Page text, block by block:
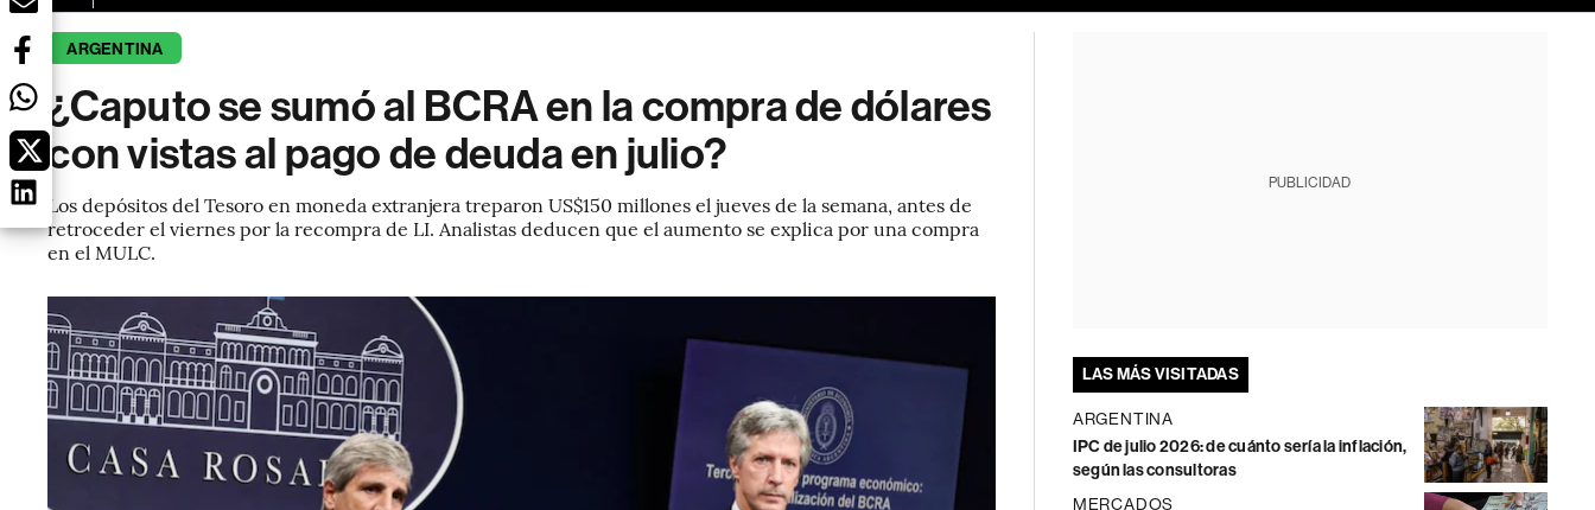
ARGENTINA
¿Caputo se sumó al BCRA en la compra de dólares
con vistas al pago de deuda en julio?
Los depósitos del Tesoro en moneda extranjera treparon US$150 millones el jueves de la semana, antes de
retroceder el viernes por la recompra de LI. Analistas deducen que el aumento se explica por una compra
en el MULC.
PUBLICIDAD
LAS MÁS VISITADAS
ARGENTINA
IPC de julio 2026: de cuánto sería la inflación,
según las consultoras
MERCADOS